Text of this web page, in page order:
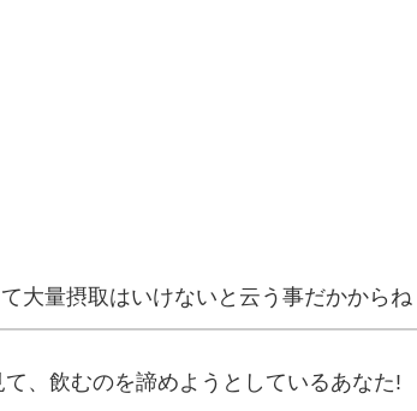
大量摂取はいけないと云う事だかからね
、飲むのを諦めようとしているあなた!